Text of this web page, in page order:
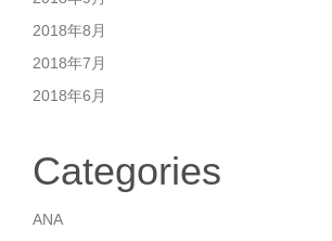
2018年8月
2018年7月
2018年6月
Categories
ANA